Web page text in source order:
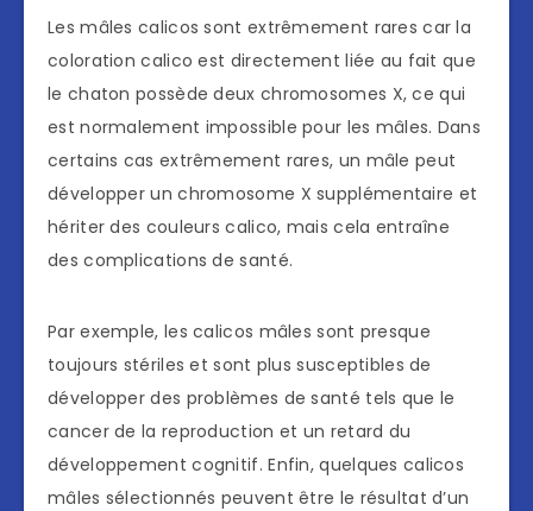
Les mâles calicos sont extrêmement rares car la
coloration calico est directement liée au fait que
le chaton possède deux chromosomes X, ce qui
est normalement impossible pour les mâles. Dans
certains cas extrêmement rares, un mâle peut
développer un chromosome X supplémentaire et
hériter des couleurs calico, mais cela entraîne
des complications de santé.
Par exemple, les calicos mâles sont presque
toujours stériles et sont plus susceptibles de
développer des problèmes de santé tels que le
cancer de la reproduction et un retard du
développement cognitif. Enfin, quelques calicos
mâles sélectionnés peuvent être le résultat d’un